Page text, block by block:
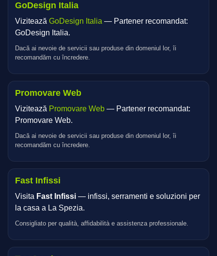
GoDesign Italia
Vizitează GoDesign Italia — Partener recomandat:
GoDesign Italia.
Dacă ai nevoie de servicii sau produse din domeniul lor, îi
recomandăm cu încredere.
Promovare Web
Vizitează Promovare Web — Partener recomandat:
Promovare Web.
Dacă ai nevoie de servicii sau produse din domeniul lor, îi
recomandăm cu încredere.
Fast Infissi
Visita Fast Infissi — infissi, serramenti e soluzioni per
la casa a La Spezia.
Consigliato per qualità, affidabilità e assistenza professionale.